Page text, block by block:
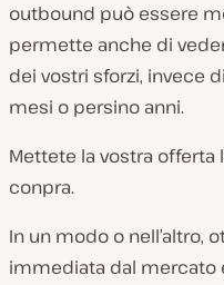
outbound può essere
permette anche di
dei vostri sforzi, invece
mesi o persino anni.
Mettete la vostra offerta
conpra.
In un modo o nell’altro,
immediata dal mercato